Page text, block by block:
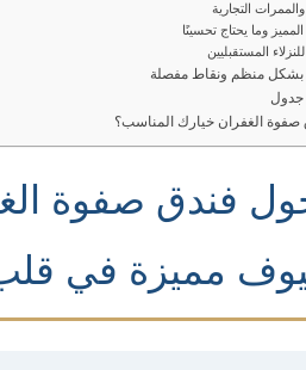
التجارية
وما يحتاج تحسينًا
المستقبليين
بشكل منظم ونقاط مفصلة
صفوة الغفران خيارك المناسب؟
فندق صفوة
مميزة في